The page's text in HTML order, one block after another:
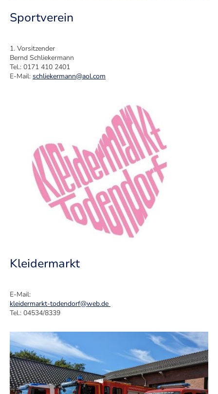
Sportverein
1. Vorsitzender
Bernd Schliekermann
Tel.: 0171 410 2401
E-Mail: schliekermann@aol.com
Kleidermarkt
E-Mail:
kleidermarkt-todendorf@web.de
Tel.: 04534/8339